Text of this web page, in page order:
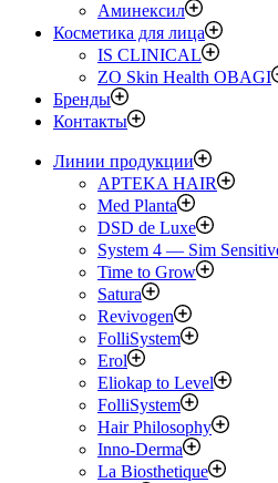
Аминексил
Косметика для лица
IS CLINICAL
ZO Skin Health OBAGI
Бренды
Контакты
Линии продукции
APTEKA HAIR
Med Planta
DSD de Luxe
System 4 — Sim
Time to Grow
Satura
Revivogen
FolliSystem
Erol
Eliokap to Level
FolliSystem
Hair Philosophy
Inno-Derma
La Biosthetique